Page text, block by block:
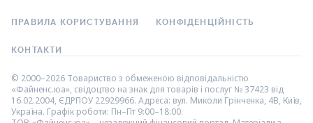
ПРАВИЛА КОРИСТУВАННЯ КОНФІДЕНЦІЙНІСТЬ
КОНТАКТИ
© 2000–2026 Товариство з обмеженою відповідальністю
«Файненс.юа», свідоцтво на знак для товарів і послуг № 37423 від
16.02.2004, ЄДРПОУ 22929966. Адреса: вул. Миколи Грінченка, 4В, Київ,
Україна. Графік роботи: Пн–Пт 9:00–18:00.